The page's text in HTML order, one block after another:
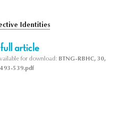
Identities
article
for download: BTNG-RBHC, 30,
539.pdf